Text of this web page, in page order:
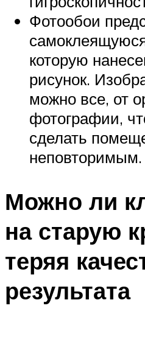
Фотообои
которую
рисунок.
можно все, от
фотографии,
сделать
неповторимым.
Можно ли
на старую
теряя
результата